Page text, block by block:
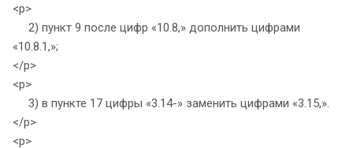
<p>
2) пункт 9 после цифр «10.8,» дополнить цифрами
«10.8.1,»;
</p>
<p>
3) в пункте 17 цифры «3.14-» заменить цифрами «3.15,».
</p>
<p>